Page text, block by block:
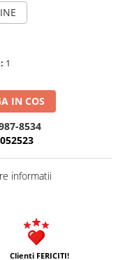
1
IN COS
8534
informatii
Clienti FERICITI!